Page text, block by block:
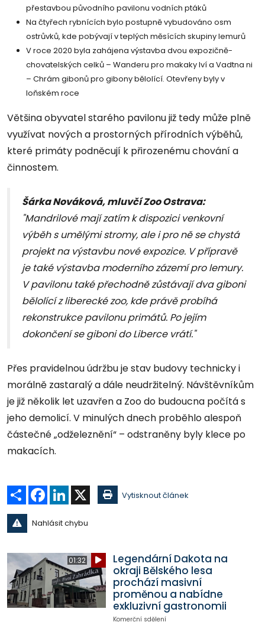
přestavbou původního pavilonu vodních ptáků
Na čtyřech rybnících bylo postupně vybudováno osm
ostrůvků, kde pobývají v teplých měsících skupiny lemurů
V roce 2020 byla zahájena výstavba dvou expozičně-
chovatelských celků – Wanderu pro makaky lví a Vadtna ni
– Chrám gibonů pro gibony bělolící. Otevřeny byly v
loňském roce
Většina obyvatel starého pavilonu již tedy může plně
využívat nových a prostorných přírodních výběhů,
které primáty podněcují k přirozenému chování a
činnostem.
Šárka Nováková, mluvčí Zoo Ostrava:
"Mandrilové mají zatím k dispozici venkovní
výběh s umělými stromy, ale i pro ně se chystá
projekt na výstavbu nové expozice. V přípravě
je také výstavba moderního zázemí pro lemury.
V pavilonu také přechodně zůstávají dva giboni
bělolící z liberecké zoo, kde právě probíhá
rekonstrukce pavilonu primátů. Po jejím
dokončení se giboni do Liberce vrátí."
Přes pravidelnou údržbu je stav budovy technicky i
morálně zastaralý a dále neudržitelný. Návštěvníkům
je již několik let uzavřen a Zoo do budoucna počítá s
jeho demolicí. V minulých dnech proběhlo alespoň
částečné „odželeznění“ – odstraněny byly klece po
makacích.
Sdílet Facebook
LinkedIn Vytisknout článek
Nahlásit chybu
01:32
Legendární Dakota na
okraji Bělského lesa
prochází masivní
proměnou a nabídne
exkluzivní gastronomii
Komerční sdělení